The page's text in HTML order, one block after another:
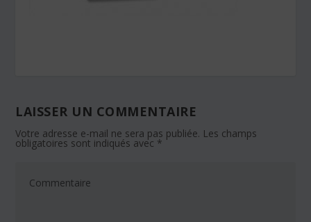
LAISSER UN COMMENTAIRE
Votre adresse e-mail ne sera pas publiée. Les champs
obligatoires sont indiqués avec *